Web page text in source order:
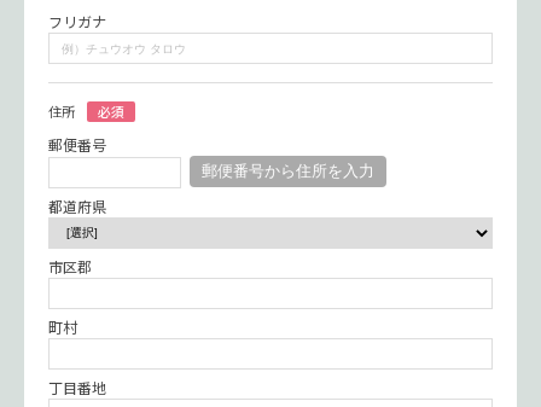
フリガナ
必須
住所
郵便番号
郵便番号から住所を入力
都道府県
市区郡
町村
丁目番地